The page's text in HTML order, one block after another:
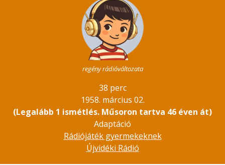
regény rádióváltozata
38 perc
1958. március 02.
(Legalább 1 ismétlés. Műsoron tartva 46 éven át)
Adaptáció
Rádiójáték gyermekeknek
Újvidéki Rádió